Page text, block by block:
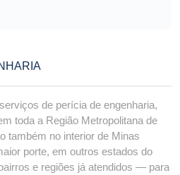
de perícia de engenharia,
toda a Região Metropolitana de
também no interior de Minas
porte, em outros estados do
e regiões já atendidos — para